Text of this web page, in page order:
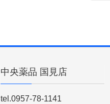
中央薬品 国見店
tel.0957-78-1141